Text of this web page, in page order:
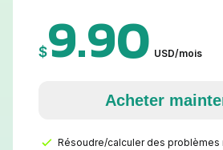
$9.90 USD/mois
Acheter
Résoudre/calculer des problèmes